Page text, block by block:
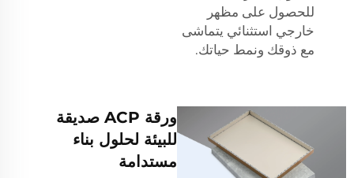
للحصول على مظهر
خارجي استثنائي يتماشى
مع ذوقك ونمط حياتك.
ورقة ACP صديقة
للبيئة لحلول بناء
مستدامة